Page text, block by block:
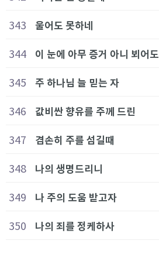
343 울어도 못하네
344 이 눈에 아무 증거 아니 뵈어도
345 주 하나님 늘 믿는 자
346 값비싼 향유를 주께 드린
347 겸손히 주를 섬길때
348 나의 생명드리니
349 나 주의 도움 받고자
350 나의 죄를 정케하사